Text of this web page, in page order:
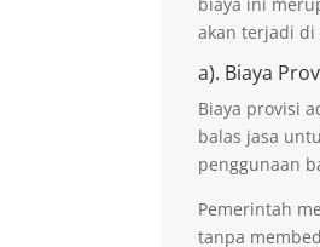
akan terjadi
a). Biaya
Biaya provisi
balas jasa
penggunaan
Pemerintah
tanpa